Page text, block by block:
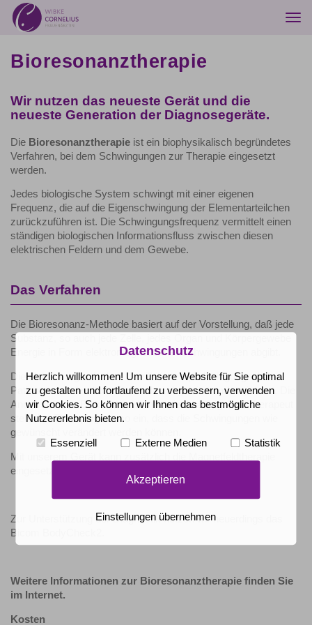
Bioresonanztherapie
Wir nutzen das neueste Gerät und die
neueste Generation der Diagnosegeräte.
Die Bioresonanztherapie ist ein biophysikalisch begründetes
Verfahren, bei dem Schwingungen zur Therapie eingesetzt
werden.
Jedes biologische System schwingt mit einer eigenen
Frequenz, die auf die Eigenschwingung der Elementarteilchen
zurückzuführen ist. Die Schwingungsfrequenz vermittelt einen
ständigen biologischen Informationsfluss zwischen diesen
elektrischen Feldern und dem Gewebe.
Das Verfahren
Die Bioresonanz-Methode basiert auf der Vor­stellung, daß jede
Substanz, so auch jede Zelle, jedes Organ und Körpergewebe
Energie in Form elektromagnetischer Schwingungen abgibt.
Die elektromagnetischen Oszillationen (Schwingungen) des
Patienten werden über Elektroden abgeleitet und registriert. Die
Anordnung der Elektroden ist therapieabhängig. Der Therapeut
stellt das Therapiegerät so ein, dass die Schwingungen wie
gewünscht verändert werden können.
Mit unserem Gerät kann zusätzlich die Magnetfeldtherapie
eingesetzt werden.
Zur Unterstützung der Diagnostik nutzen wir neuerdings das
Bicom BodyCheck2.
Weitere Informationen zur Bioresonanztherapie finden Sie
im Internet.
Kosten
Datenschutz
Herzlich willkommen! Um unsere Website für Sie optimal
zu gestalten und fortlaufend zu verbessern, verwenden
wir Cookies. So können wir Ihnen das bestmögliche
Nutzererlebnis bieten.
Essenziell Externe Medien Statistik
Akzeptieren
Einstellungen übernehmen